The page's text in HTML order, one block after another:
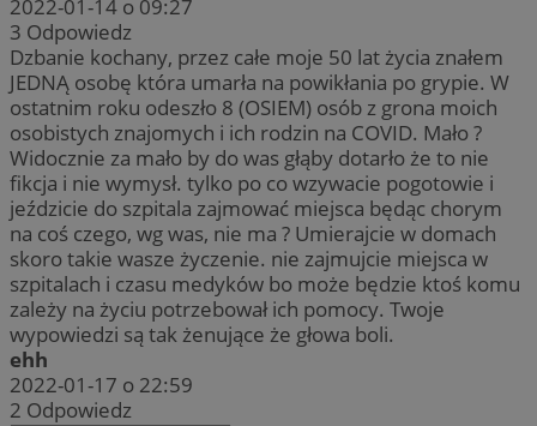
2022-01-14 o 09:27
3 Odpowiedz
Dzbanie kochany, przez całe moje 50 lat życia znałem
JEDNĄ osobę która umarła na powikłania po grypie. W
ostatnim roku odeszło 8 (OSIEM) osób z grona moich
osobistych znajomych i ich rodzin na COVID. Mało ?
Widocznie za mało by do was głąby dotarło że to nie
fikcja i nie wymysł. tylko po co wzywacie pogotowie i
jeździcie do szpitala zajmować miejsca będąc chorym
na coś czego, wg was, nie ma ? Umierajcie w domach
skoro takie wasze życzenie. nie zajmujcie miejsca w
szpitalach i czasu medyków bo może będzie ktoś komu
zależy na życiu potrzebował ich pomocy. Twoje
wypowiedzi są tak żenujące że głowa boli.
ehh
2022-01-17 o 22:59
2 Odpowiedz